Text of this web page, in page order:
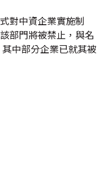
對中資企業實施制
部門將被禁止，與名
中部分企業已就其被